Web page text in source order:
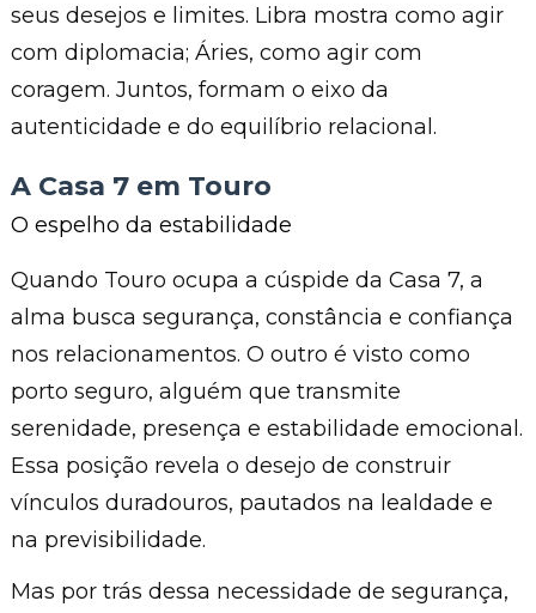
seus desejos e limites. Libra mostra como agir
com diplomacia; Áries, como agir com
coragem. Juntos, formam o eixo da
autenticidade e do equilíbrio relacional.
A Casa 7 em Touro
O espelho da estabilidade
Quando Touro ocupa a cúspide da Casa 7, a
alma busca segurança, constância e confiança
nos relacionamentos. O outro é visto como
porto seguro, alguém que transmite
serenidade, presença e estabilidade emocional.
Essa posição revela o desejo de construir
vínculos duradouros, pautados na lealdade e
na previsibilidade.
Mas por trás dessa necessidade de segurança,